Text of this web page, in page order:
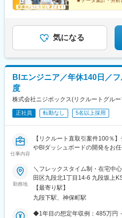
駅、高島町駅、電鉄富山駅、広
戸駅、芦屋駅(阪神線)、西川緑
大手町駅(愛媛県)、天神南駅、
駅、中佐世保駅、末広町駅(東京
んば駅(南海線)、長堀橋駅、天
駅(福岡県)、四宮駅、京成八幡駅
験5年入社）
気になる
BIエンジニア／年休140日／
度
株式会社ニジボックス(リクルートグル
正社員 転勤なし 5名以上採用
仕事内容
【リクルート直取引案件100％
やBIダッシュボードの開発をお
勤務地
＼フレックスタイム制・在宅中
田区九段北1丁目14-6 九段坂上
京メトロ東西線半蔵門線・都営
出口）出社を必須としないリモ
分転換に今日は出社」「たまに
【最寄り駅】
九段下駅、神保町駅
◆1年目の想定年収例：485万円